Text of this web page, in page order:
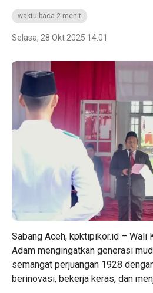
waktu baca 2 menit
Selasa, 28 Okt 2025 14:01
Sabang Aceh, kpktipikor.id – Wali
Adam mengingatkan generasi
semangat perjuangan 1928
berinovasi, bekerja keras, dan